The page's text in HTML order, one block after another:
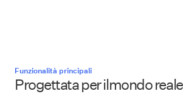
Funzionalità principali
Progettata per ilmondo reale